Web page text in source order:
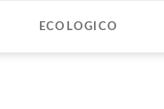
ECOLOGICO